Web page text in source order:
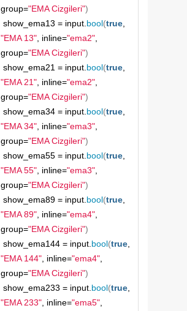
group="EMA Cizgileri")
show_ema13 = input.bool(true
"EMA 13", inline="ema2",
group="EMA Cizgileri")
show_ema21 = input.bool(true
"EMA 21", inline="ema2",
group="EMA Cizgileri")
show_ema34 = input.bool(true
"EMA 34", inline="ema3",
group="EMA Cizgileri")
show_ema55 = input.bool(true
"EMA 55", inline="ema3",
group="EMA Cizgileri")
show_ema89 = input.bool(true
"EMA 89", inline="ema4",
group="EMA Cizgileri")
show_ema144 = input.bool(true
"EMA 144", inline="ema4",
group="EMA Cizgileri")
show_ema233 = input.bool(true
"EMA 233", inline="ema5",